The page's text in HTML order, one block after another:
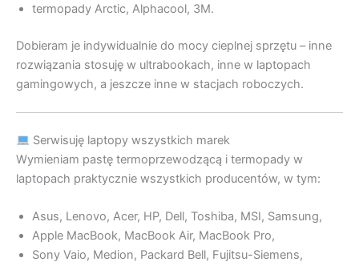
termopady Arctic, Alphacool, 3M.
Dobieram je indywidualnie do mocy cieplnej sprzętu – inne
rozwiązania stosuję w ultrabookach, inne w laptopach
gamingowych, a jeszcze inne w stacjach roboczych.
Serwisuję laptopy wszystkich marek
Wymieniam pastę termoprzewodzącą i termopady w
laptopach praktycznie wszystkich producentów, w tym:
Asus, Lenovo, Acer, HP, Dell, Toshiba, MSI, Samsung,
Apple MacBook, MacBook Air, MacBook Pro,
Sony Vaio, Medion, Packard Bell, Fujitsu-Siemens,